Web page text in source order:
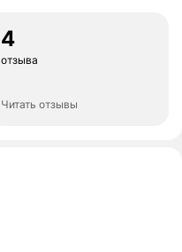
4
отзыва
Читать отзывы